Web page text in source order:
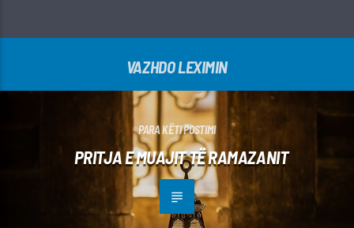
VAZHDO LEXIMIN
PARA KËTI POSTIMI
PRITJA E MUAJIT TË RAMAZANIT